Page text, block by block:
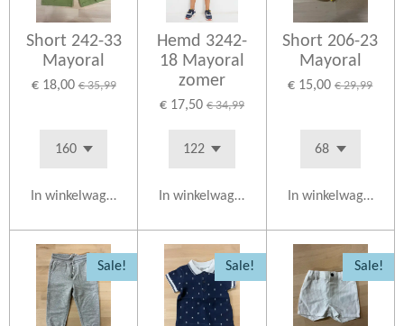
Short 242-33
Mayoral
€ 18,00 € 35,99
In winkelwagen
Hemd 3242-
18 Mayoral
zomer
€ 17,50 € 34,99
In winkelwagen
Short 206-23
Mayoral
€ 15,00 € 29,99
In winkelwagen
Sale! Sale! Sale!